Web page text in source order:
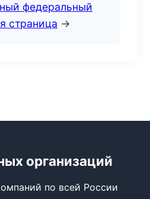
федеральный
страница →
организаций
по всей России